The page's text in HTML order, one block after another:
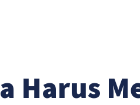
Harus